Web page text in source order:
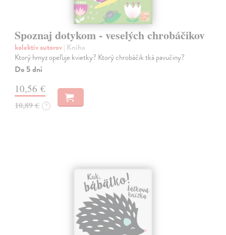
Spoznaj dotykom - veselých chrobáčikov
kolektív autorov| Kniha
Ktorý hmyz opeľuje kvietky? Ktorý chrobáčik tká pavučiny?
Do 5 dní
10,56 €
10,89 € ?